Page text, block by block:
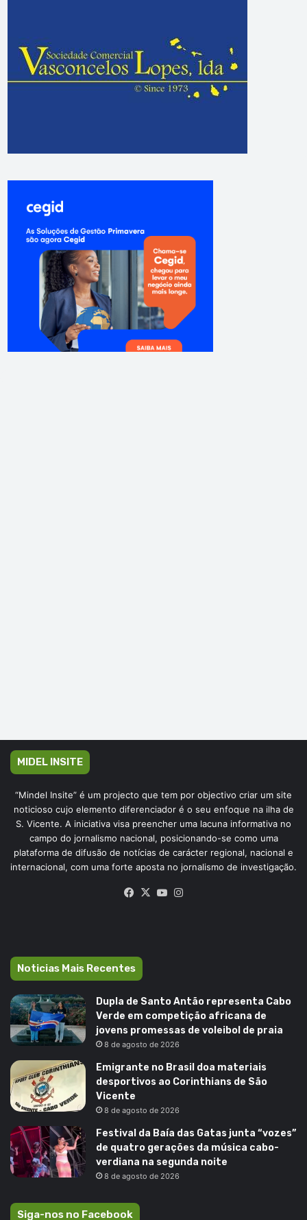
MIDEL INSITE
“Mindel Insite” é um projecto que tem por objectivo criar um site
noticioso cujo elemento diferenciador é o seu enfoque na ilha de
S. Vicente. A iniciativa visa preencher uma lacuna informativa no
campo do jornalismo nacional, posicionando-se como uma
plataforma de difusão de notícias de carácter regional, nacional e
internacional, com uma forte aposta no jornalismo de investigação.
Facebook
X YouTube
Noticias Mais Recentes
Dupla de Santo Antão representa Cabo
Verde em competição africana de
jovens promessas de voleibol de praia
8 de agosto de 2026
Emigrante no Brasil doa materiais
desportivos ao Corinthians de São
Vicente
8 de agosto de 2026
Festival da Baía das Gatas junta “vozes”
de quatro gerações da música cabo-
verdiana na segunda noite
8 de agosto de 2026
Siga-nos no Facebook